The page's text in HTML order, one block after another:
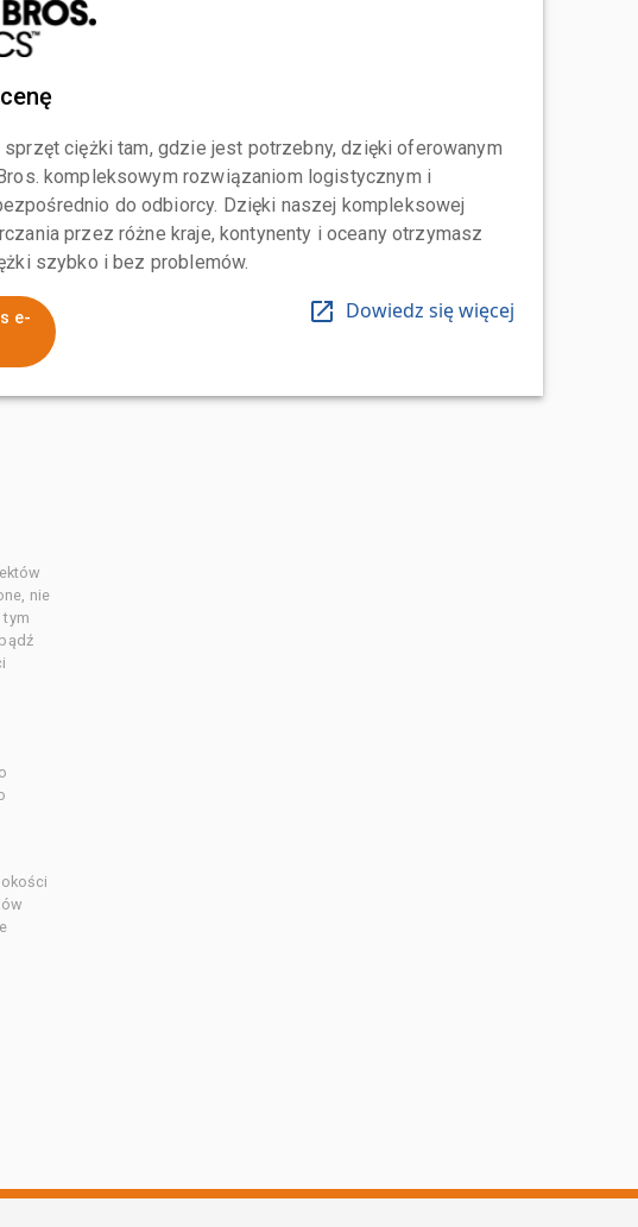
ciężki tam, gdzie jest potrzebny, dzięki oferowanym
kompleksowym rozwiązaniom logistycznym i
do odbiorcy. Dzięki naszej kompleksowej
przez różne kraje, kontynenty i oceany otrzymasz
szybko i bez problemów.
e-
Dowiedz się więcej
nie
tym